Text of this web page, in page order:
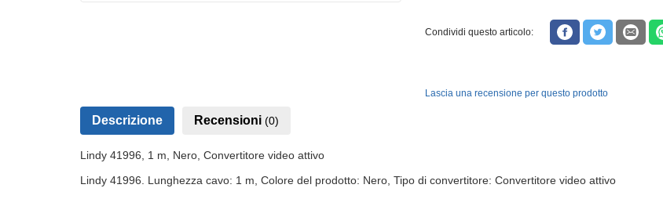
Condividi questo articolo:
Lascia una recensione per questo prodotto
Descrizione Recensioni (0)
Lindy 41996, 1 m, Nero, Convertitore video attivo
Lindy 41996. Lunghezza cavo: 1 m, Colore del prodotto: Nero, Tipo di convertitore: Convertitore video attivo